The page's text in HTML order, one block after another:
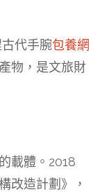
代手腕包養網
物，是文旅財
載體。2018
改造計劃》，